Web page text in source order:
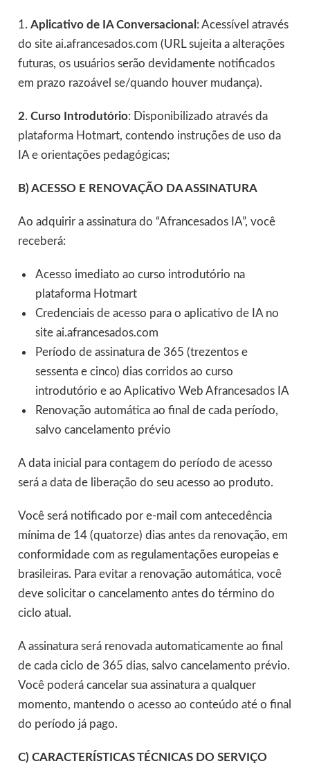
1. Aplicativo de IA Conversacional : Acessível através
do site ai.afrancesados.com (URL sujeita a alterações
futuras, os usuários serão devidamente notificados
em prazo razoável se/quando houver mudança).
2. Curso Introdutório: Disponibilizado através da
plataforma Hotmart, contendo instruções de uso da
IA e orientações pedagógicas;
B) ACESSO E RENOVAÇÃO DA ASSINATURA
Ao adquirir a assinatura do “Afrancesados IA”, você
receberá:
Acesso imediato ao curso introdutório na
plataforma Hotmart
Credenciais de acesso para o aplicativo de IA no
site ai.afrancesados.com
Período de assinatura de 365 (trezentos e
sessenta e cinco) dias corridos ao curso
introdutório e ao Aplicativo Web Afrancesados IA
Renovação automática ao final de cada período,
salvo cancelamento prévio
A data inicial para contagem do período de acesso
será a data de liberação do seu acesso ao produto.
Você será notificado por e-mail com antecedência
mínima de 14 (quatorze) dias antes da renovação, em
conformidade com as regulamentações europeias e
brasileiras. Para evitar a renovação automática, você
deve solicitar o cancelamento antes do término do
ciclo atual.
A assinatura será renovada automaticamente ao final
de cada ciclo de 365 dias, salvo cancelamento prévio.
Você poderá cancelar sua assinatura a qualquer
momento, mantendo o acesso ao conteúdo até o final
do período já pago.
C) CARACTERÍSTICAS TÉCNICAS DO SERVIÇO